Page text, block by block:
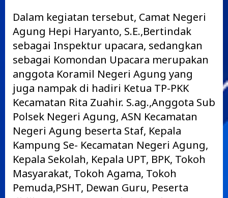
Dalam kegiatan tersebut, Camat Negeri
Agung Hepi Haryanto, S.E.,Bertindak
sebagai Inspektur upacara, sedangkan
sebagai Komondan Upacara merupakan
anggota Koramil Negeri Agung yang
juga nampak di hadiri Ketua TP-PKK
Kecamatan Rita Zuahir. S.ag.,Anggota Sub
Polsek Negeri Agung, ASN Kecamatan
Negeri Agung beserta Staf, Kepala
Kampung Se- Kecamatan Negeri Agung,
Kepala Sekolah, Kepala UPT, BPK, Tokoh
Masyarakat, Tokoh Agama, Tokoh
Pemuda,PSHT, Dewan Guru, Peserta